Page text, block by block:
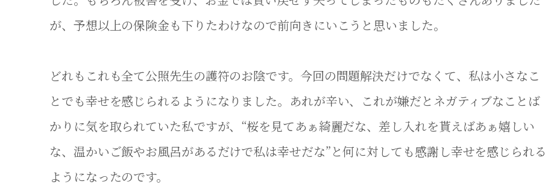
が、予想以上の保険金も下りたわけなので前向きにいこうと思いました。
どれもこれも全て公照先生の護符のお陰です。今回の問題解決だけでなくて、私は小さなこ
とでも幸せを感じられるようになりました。あれが辛い、これが嫌だとネガティブなことば
かりに気を取られていた私ですが、“桜を見てあぁ綺麗だな、差し入れを貰えばあぁ嬉しい
な、温かいご飯やお風呂があるだけで私は幸せだな”と何に対しても感謝し幸せを感じられる
ようになったのです。